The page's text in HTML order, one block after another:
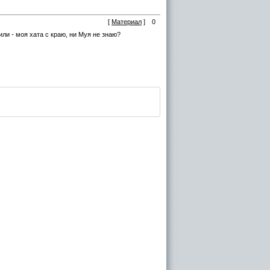
[ Материал ]
0
- моя хата с краю, ни Муя не знаю?